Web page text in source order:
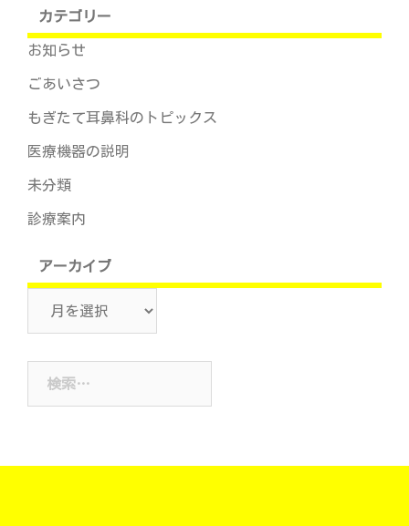
カテゴリー
お知らせ
ごあいさつ
もぎたて耳鼻科のトピックス
医療機器の説明
未分類
診療案内
アーカイブ